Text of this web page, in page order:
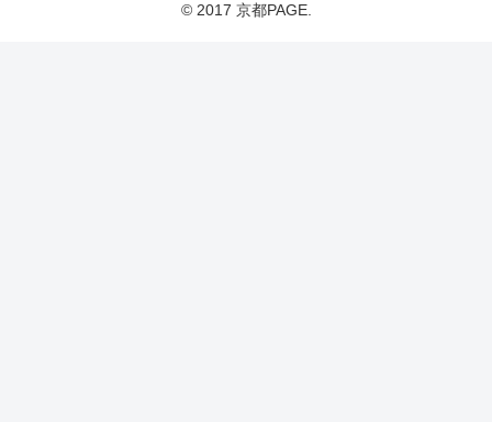
© 2017 京都PAGE.